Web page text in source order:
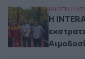
Η
ΙΔΙΩΤΙΚΗ
Η